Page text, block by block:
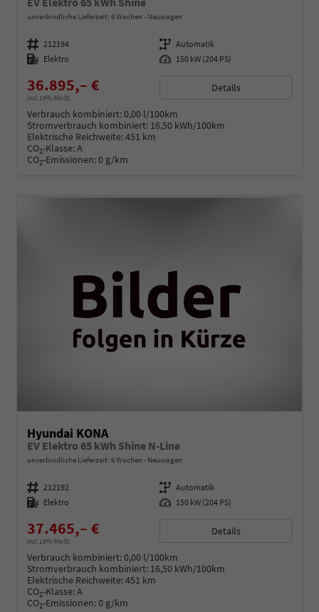
EV Elektro 65 kWh Shine
unverbindliche Lieferzeit: 6 Wochen Neuwagen
Fahrzeugnummer 212194 Getriebe Automatik
Kraftstoff Elektro Leistung 150 kW (204 PS)
36.895,– €
incl. 19% MwSt.
Details
Verbrauch kombiniert:0,00 l/100km
Stromverbrauch kombiniert: 16,50 kWh/100km
Elektrische Reichweite:451 km
CO2-Klasse:A
CO2-Emissionen:0 g/km
Hyundai KONA
EV Elektro 65 kWh Shine N-Line
unverbindliche Lieferzeit: 6 Wochen Neuwagen
Fahrzeugnummer 212192 Getriebe Automatik
Kraftstoff Elektro Leistung 150 kW (204 PS)
37.465,– €
incl. 19% MwSt.
Details
Verbrauch kombiniert:0,00 l/100km
Stromverbrauch kombiniert: 16,50 kWh/100km
Elektrische Reichweite:451 km
CO2-Klasse:A
CO2-Emissionen:0 g/km